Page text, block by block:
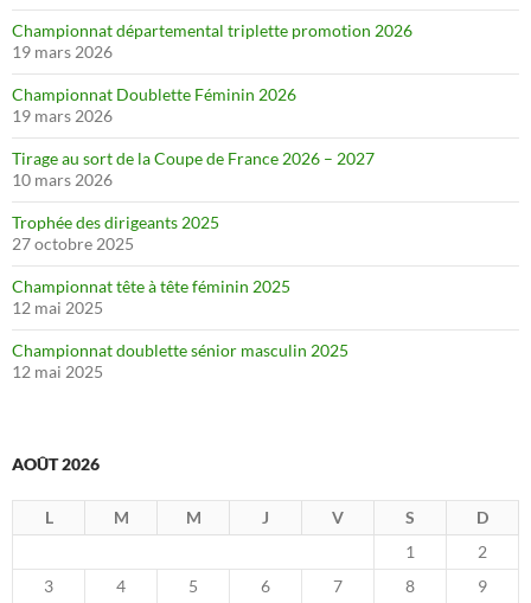
Championnat départemental triplette promotion 2026
19 mars 2026
Championnat Doublette Féminin 2026
19 mars 2026
Tirage au sort de la Coupe de France 2026 – 2027
10 mars 2026
Trophée des dirigeants 2025
27 octobre 2025
Championnat tête à tête féminin 2025
12 mai 2025
Championnat doublette sénior masculin 2025
12 mai 2025
AOÛT 2026
L M M J V S
D
1
2
3
4 5 6 7 8
9